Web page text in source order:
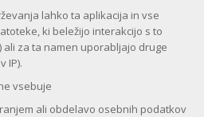
lahko ta aplikacija in vse
ki beležijo interakcijo s to
za ta namen uporabljajo druge
IP).
vsebuje
ali obdelavo osebnih podatkov